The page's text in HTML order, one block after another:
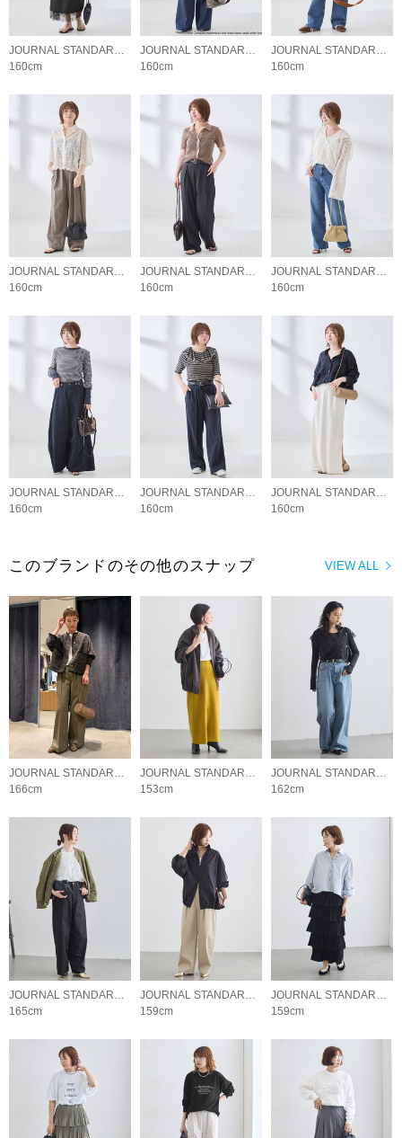
JOURNAL STANDARD L'ESSAGE
160cm
JOURNAL STANDARD L'ESSAGE
160cm
JOURNAL STANDARD L'ESSAGE
160cm
JOURNAL STANDARD L'ESSAGE
160cm
JOURNAL STANDARD L'ESSAGE
160cm
JOURNAL STANDARD L'ESSAGE
160cm
JOURNAL STANDARD L'ESSAGE
160cm
JOURNAL STANDARD L'ESSAGE
160cm
JOURNAL STANDARD L'ESSAGE
160cm
VIEW ALL
このブランドのその他のスナップ
JOURNAL STANDARD L'ESSAGE
166cm
JOURNAL STANDARD L'ESSAGE
153cm
JOURNAL STANDARD L'ESSAGE
162cm
165cm
159cm
159cm